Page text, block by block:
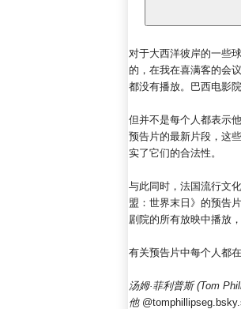
对于大西洋彼岸的一些
的，在我在喜满客的会
都没有播放。巴西电影
但并不是每个人都表示
预告片的最新片段，这
实了它们的合法性。
与此同时，法国流行文
盟：世界末日》的预告
剧院的所有放映中播放
有关预告片中每个人都
汤姆·菲利普斯 (Tom
他